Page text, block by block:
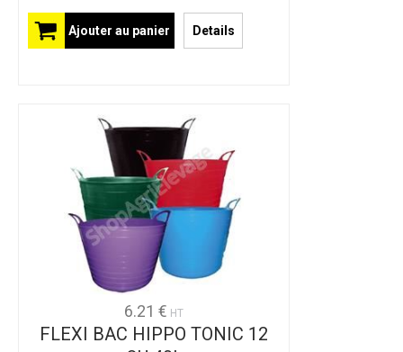
Ajouter au panier Details
6.21 € HT
FLEXI BAC HIPPO TONIC 12